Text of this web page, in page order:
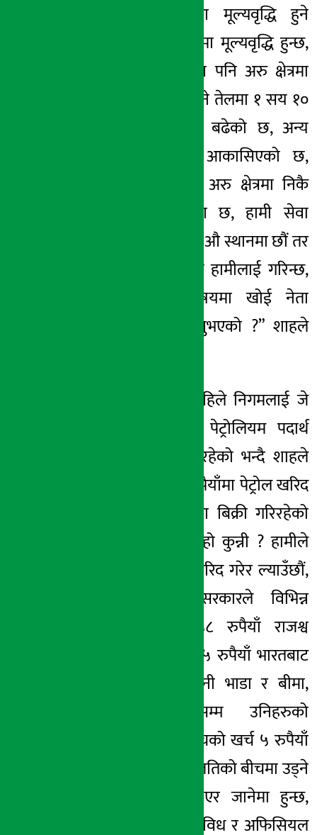
पेट्रोलियम पदार्थमा मूल्यवृद्धि हुने
बित्तिकै हरेक कुरामा मूल्यवृद्धि हुन्छ,
तर हामीले घटाउँदा पनि अरु क्षेत्रमा
भने घटाउँदैनन्, खाने तेलमा १ सय १०
रुपैयाँ एक वर्षमा बढेको छ, अन्य
खाद्यान्नमा महंगी आकासिएको छ,
आयल निगमभन्दा अरु क्षेत्रमा निकै
ठूलो सेवा सुविधा छ, हामी सेवा
सुविधा पाउनेमा ११ औ स्थानमा छौं तर
सबैभन्दा बढी तारो हामीलाई गरिन्छ,
अन्य क्षेत्रको विषयमा खोई नेता
कार्यकर्ताहरु बोल्नुभएको ?” शाहले
निर्देशक शाहले अहिले निगमलाई जे
आरोप लागे पनि पेट्रोलियम पदार्थ
घाटामा बिक्री गरिरहेको भन्दै शाहले
भने, “१ सय ५३ रुपैयाँमा पेट्रोल खरिद
गरेर १ सय ३६ मा बिक्री गरिरहेको
कुरा कसले बुझ्ने हो कुन्नी ? हामीले
भारतबाट ८३ मा खरिद गरेर ल्याउँछौं,
त्यसमा नेपाल सरकारले विभिन्न
शिर्षकमा गरेर ५८ रुपैयाँ राजश्व
लगाउँने गरेको छ, ५ रुपैयाँ भारतबाट
थानकोटसम्म ढुवानी भाडा र बीमा,
डिपोबाट डिलरसम्म उनिहरुको
कमिसन र त्यसबीचको खर्च ५ रुपैयाँ
७० देखि ८० पैसा जतिको बीचमा उड्ने
वा बास्पिकरण भएर जानेमा हुन्छ,
तलब–भत्ता, सेवासुविध र अफिसियल